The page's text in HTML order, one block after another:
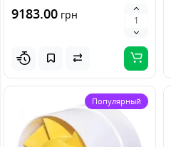
9183.00 грн
Популярный